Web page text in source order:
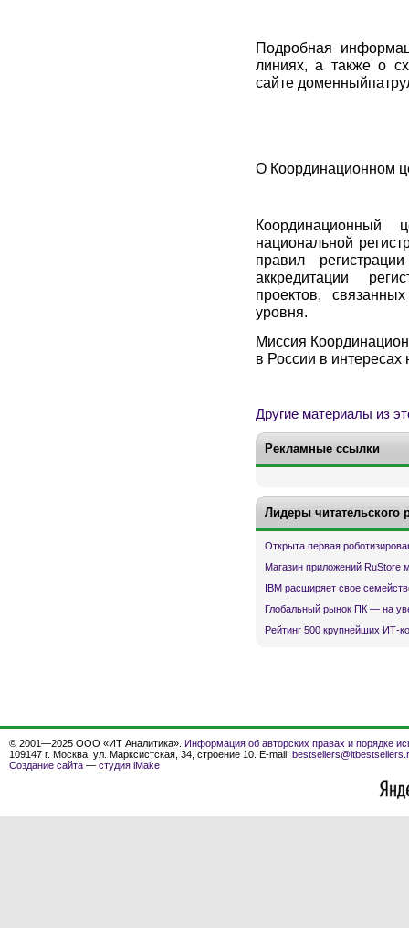
Подробная
линиях, а также о
сайте
О Координационном
Координационный
национальной
правил
аккредитации
проектов,
уровня.
Миссия
в России в интересах
Другие материалы из
Рекламные ссылки
Лидеры читательского
Открыта первая
Магазин приложений RuStore
IBM расширяет свое
Глобальный рынок ПК — на
Рейтинг 500 крупнейших ИТ-
© 2001—2025 ООО «ИТ Аналитика». Информация об авторских правах и порядке
109147 г. Москва, ул. Марксистская, 34, строение 10. E-mail:
Создание сайта — студия iMake